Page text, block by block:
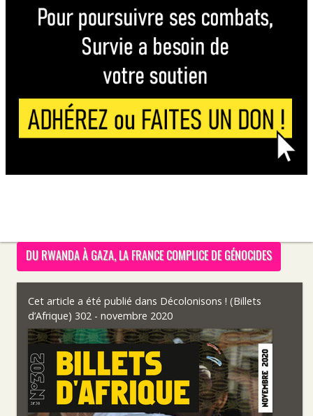
DU RWANDA À GAZA, LA FRANCE COMPLICE DE GÉNOCIDES
Cet article a été publié dans Décolonisons ! (Billets
d’Afrique) 302 - novembre 2020